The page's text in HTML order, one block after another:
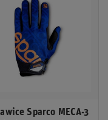
Sparco MECA-3